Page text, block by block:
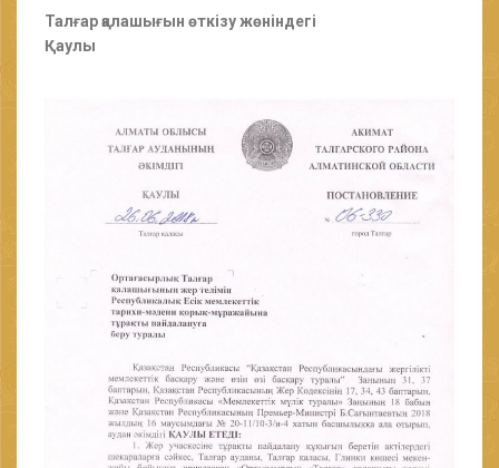
Талғар қалашығын өткізу жөніндегі
Қаулы